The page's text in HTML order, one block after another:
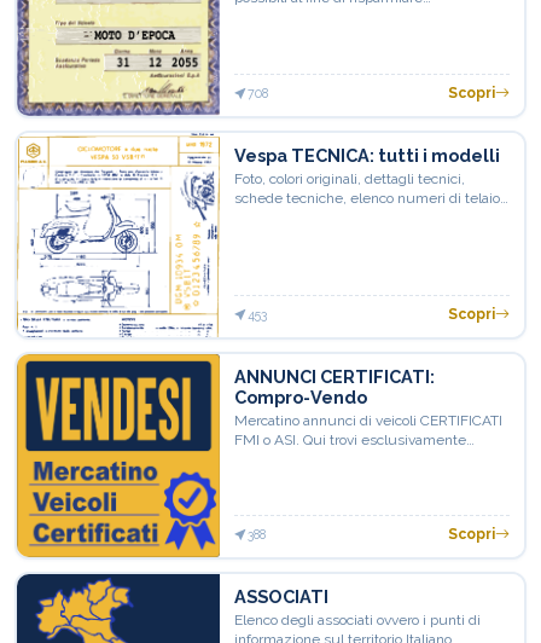
708 Scopri
Vespa TECNICA: tutti i modelli
Foto, colori originali, dettagli tecnici,
schede tecniche, elenco numeri di telaio.
453 Scopri
ANNUNCI CERTIFICATI:
Compro-Vendo
Mercatino annunci di veicoli CERTIFICATI
FMI o ASI. Qui trovi esclusivamente
388 Scopri
ASSOCIATI
Elenco degli associati ovvero i punti di
informazione sul territorio Italiano